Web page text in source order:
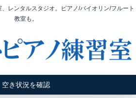
レンタルスタジオ。ピアノ/バイオリン/フルート
教室も。
空き状況を確認